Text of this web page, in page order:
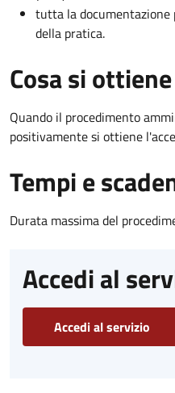
tutta la documentazione
della pratica.
Cosa si ottiene
Quando il procedimento
positivamente si ottiene
Tempi e
Durata massima del
Accedi al
Accedi al servizio